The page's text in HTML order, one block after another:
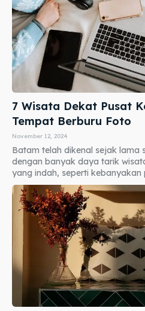
7 Wisata Dekat Pusat
Tempat Berburu Foto
November 12, 2024
Batam telah dikenal sejak lama
dengan banyak daya tarik
yang indah, seperti kebanyakan